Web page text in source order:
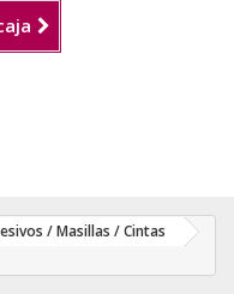
/ Masillas / Cintas